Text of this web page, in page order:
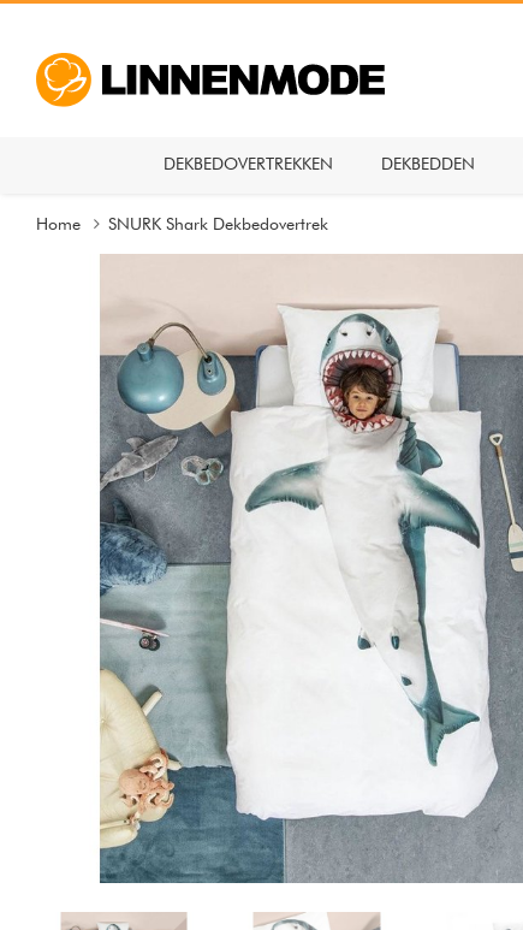
DEKBEDOVERTREKKEN DEKBEDDEN
Home SNURK Shark Dekbedovertrek